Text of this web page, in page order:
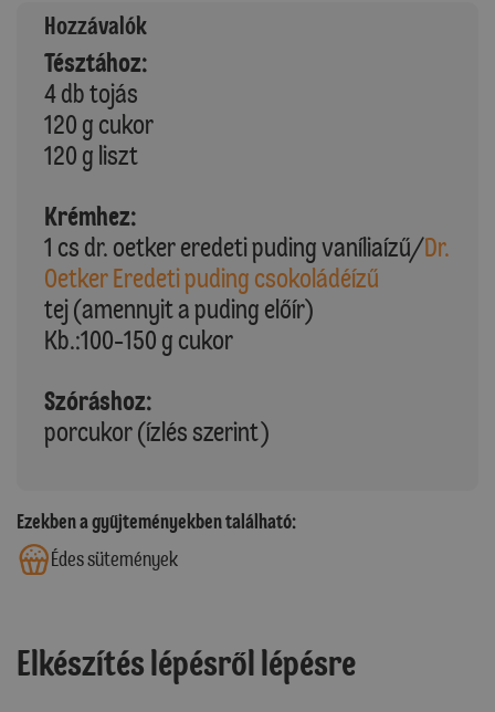
Hozzávalók
Tésztához:
4 db tojás
120 g cukor
120 g liszt
Krémhez:
1 cs dr. oetker eredeti puding vaníliaízű/Dr.
Oetker Eredeti puding csokoládéízű
tej (amennyit a puding előír)
Kb.:100-150 g cukor
Szóráshoz:
porcukor (ízlés szerint)
Ezekben a gyűjteményekben található:
Édes sütemények
Elkészítés lépésről lépésre